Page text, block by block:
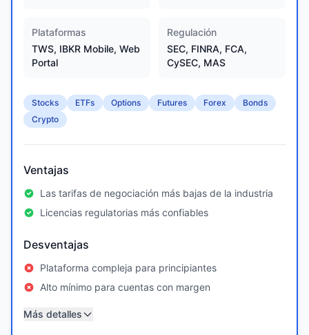
Plataformas
TWS, IBKR Mobile, Web
Portal
Regulación
SEC, FINRA, FCA,
CySEC, MAS
Stocks ETFs Options Futures Forex
Bonds
Crypto
Ventajas
Las tarifas de negociación más bajas de la industria
Licencias regulatorias más confiables
Desventajas
Plataforma compleja para principiantes
Alto mínimo para cuentas con margen
Más detalles